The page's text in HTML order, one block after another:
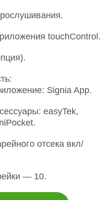
touchControl.
Signia App.
easyTek,
отсека вкл/
— 10.